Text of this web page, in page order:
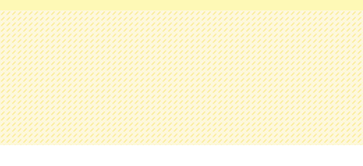
客様へ
の楽しみ方
べ方と栽培方
法